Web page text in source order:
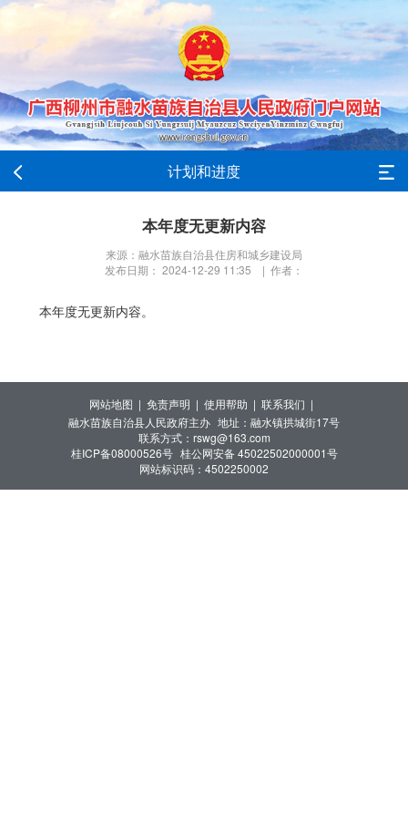
计划和进度
本年度无更新内容
来源：融水苗族自治县住房和城乡建设局
发布日期： 2024-12-29 11:35 | 作者：
本年度无更新内容。
网站地图 | 免责声明 | 使用帮助 | 联系我们 |
融水苗族自治县人民政府主办 地址：融水镇拱城街17号
联系方式：rswg@163.com
桂ICP备08000526号 桂公网安备 45022502000001号
网站标识码：4502250002